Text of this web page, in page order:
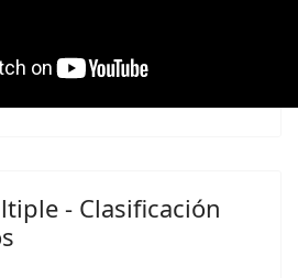
- Clasificación